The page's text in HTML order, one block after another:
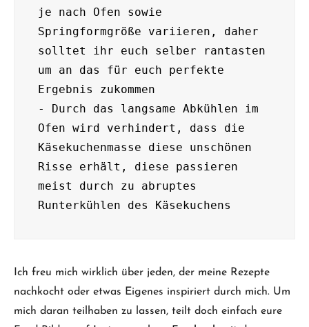
je nach Ofen sowie
Springformgröße variieren, daher
solltet ihr euch selber rantasten
um an das für euch perfekte
Ergebnis zukommen
- Durch das langsame Abkühlen im
Ofen wird verhindert, dass die
Käsekuchenmasse diese unschönen
Risse erhält, diese passieren
meist durch zu abruptes
Ich freu mich wirklich über jeden, der meine Rezepte
nachkocht oder etwas Eigenes inspiriert durch mich. Um
mich daran teilhaben zu lassen, teilt doch einfach eure